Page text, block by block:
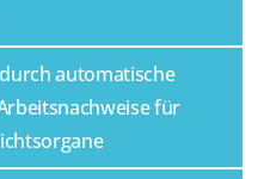
automatische
für